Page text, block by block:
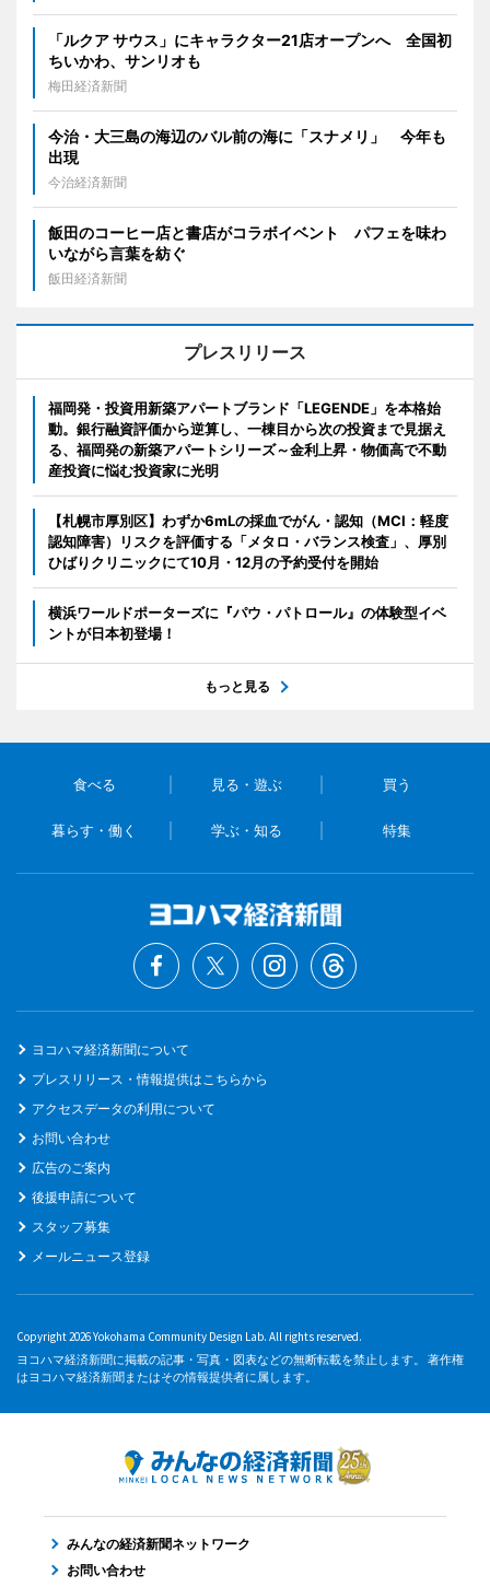
「ルクア サウス」にキャラクター21店オープンへ 全国初
ちいかわ、サンリオも
梅田経済新聞
今治・大三島の海辺のバル前の海に「スナメリ」 今年も
出現
今治経済新聞
飯田のコーヒー店と書店がコラボイベント パフェを味わ
いながら言葉を紡ぐ
飯田経済新聞
プレスリリース
福岡発・投資用新築アパートブランド「LEGENDE」を本格始
動。銀行融資評価から逆算し、一棟目から次の投資まで見据え
る、福岡発の新築アパートシリーズ～金利上昇・物価高で不動
産投資に悩む投資家に光明
【札幌市厚別区】わずか6mLの採血でがん・認知（MCI：軽度
認知障害）リスクを評価する「メタロ・バランス検査」、厚別
ひばりクリニックにて10月・12月の予約受付を開始
横浜ワールドポーターズに『パウ・パトロール』の体験型イベ
ントが日本初登場！
もっと見る
食べる 見る・遊ぶ 買う
暮らす・働く 学ぶ・知る 特集
ヨコハマ経済新聞について
プレスリリース・情報提供はこちらから
アクセスデータの利用について
お問い合わせ
広告のご案内
後援申請について
スタッフ募集
メールニュース登録
Copyright 2026 Yokohama Community Design Lab. All rights reserved.
ヨコハマ経済新聞に掲載の記事・写真・図表などの無断転載を禁止します。 著作権
はヨコハマ経済新聞またはその情報提供者に属します。
みんなの経済新聞ネットワーク
お問い合わせ